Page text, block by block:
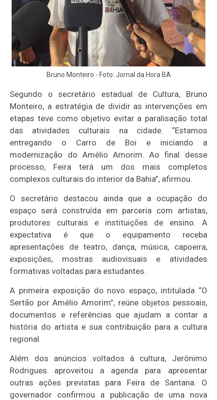
Bruno Monteiro - Foto: Jornal da Hora BA
Segundo o secretário estadual de Cultura, Bruno
Monteiro, a estratégia de dividir as intervenções em
etapas teve como objetivo evitar a paralisação total
das atividades culturais na cidade. “Estamos
entregando o Carro de Boi e iniciando a
modernização do Amélio Amorim. Ao final desse
processo, Feira terá um dos mais completos
complexos culturais do interior da Bahia”, afirmou.
O secretário destacou ainda que a ocupação do
espaço será construída em parceria com artistas,
produtores culturais e instituições de ensino. A
expectativa é que o equipamento receba
apresentações de teatro, dança, música, capoeira,
exposições, mostras audiovisuais e atividades
formativas voltadas para estudantes.
A primeira exposição do novo espaço, intitulada “O
Sertão por Amélio Amorim”, reúne objetos pessoais,
documentos e referências que ajudam a contar a
história do artista e sua contribuição para a cultura
regional.
Além dos anúncios voltados à cultura, Jerônimo
Rodrigues aproveitou a agenda para apresentar
outras ações previstas para Feira de Santana. O
governador confirmou a publicação de uma nova